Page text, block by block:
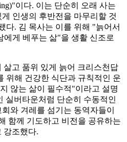
이다. 이는 단순히 오래 사는
인생의 후반전을 마무리할 것
다. 김 목사는 이를 위해 "늙어서
에게 베푸는 삶"을 생활 신조로
고 품위 있게 늙어 크리스천답
위해 건강한 식단과 규칙적인 운
않는 삶이 필수적"이라고 설명
실버타운처럼 단순히 수동적인
와 겨레를 섬기는 동역자들이
함께 기도하고 비전을 공유하는
강조했다.